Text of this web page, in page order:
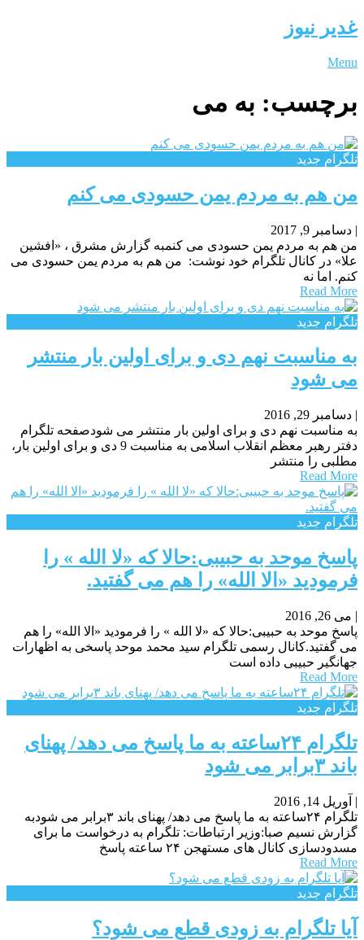
غدیر نیوز
Menu
برچسب: به می
تلگرام جدید
من هم به مردم یمن حسودی می کنم
| دسامبر 9, 2017
من هم به مردم یمن حسودی می کنمبه گزارش مشرق ، «افشین
علا» در کانال تلگرام خود نوشت: من هم به مردم یمن حسودی می
کنم. اما نه
Read More
تلگرام جدید
به مناسبت نهم دی و برای اولین بار منتشر
می شود
| دسامبر 29, 2016
به مناسبت نهم دی و برای اولین بار منتشر می شودصفحه تلگرام
دفتر رهبر معظم انقلاب اسلامی به مناسبت 9 دی و برای اولین بار،
مطلبی را منتشر
Read More
تلگرام جدید
پاسخ موحد به حبیبی:حالا که «لا الله » را
فرمودید «الا الله» را هم می گفتید.
| می 26, 2016
پاسخ موحد به حبیبی:حالا که «لا الله » را فرمودید «الا الله» را هم
می گفتید.کانال رسمی تلگرام سید محمد موحد پاسخی به اظهارات
جهانگیر حبیبی داده است
Read More
تلگرام جدید
تلگرام ۲۴ساعته به ما پاسخ می دهد/ پهنای
باند ۳برابر می شود
| آوریل 14, 2016
تلگرام ۲۴ساعته به ما پاسخ می دهد/ پهنای باند ۳برابر می شودبه
گزارش نسیم صبا:وزیر ارتباطات: تلگرام به درخواست ما برای
مسدودسازی کانال های مستهجن ۲۴ ساعته پاسخ
Read More
تلگرام جدید
آیا تلگرام به زودی قطع می شود؟